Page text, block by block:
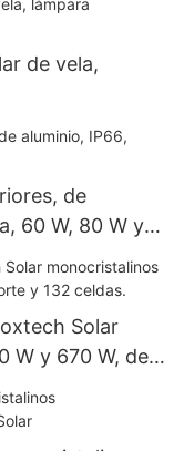
de vela,
de
60 W, 80 W y
Solar
W y 670 W, de